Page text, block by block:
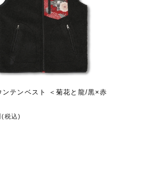
ンテンベスト ＜菊花と龍/黒×赤
(税込)